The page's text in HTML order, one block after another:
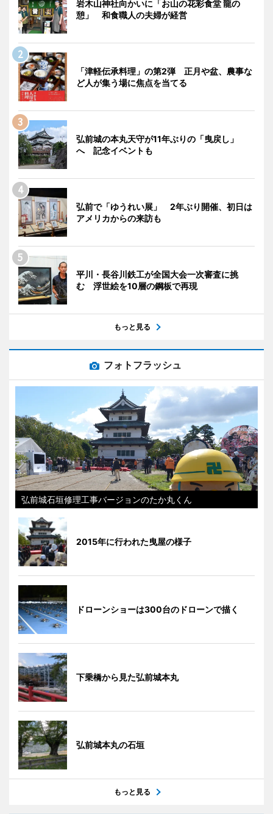
岩木山神社向かいに「お山の花彩食堂 龍の
憩」 和食職人の夫婦が経営
「津軽伝承料理」の第2弾 正月や盆、農事な
ど人が集う場に焦点を当てる
弘前城の本丸天守が11年ぶりの「曳戻し」
へ 記念イベントも
弘前で「ゆうれい展」 2年ぶり開催、初日は
アメリカからの来訪も
平川・長谷川鉄工が全国大会一次審査に挑
む 浮世絵を10層の鋼板で再現
もっと見る
フォトフラッシュ
弘前城石垣修理工事バージョンのたか丸くん
2015年に行われた曳屋の様子
ドローンショーは300台のドローンで描く
下乗橋から見た弘前城本丸
弘前城本丸の石垣
もっと見る